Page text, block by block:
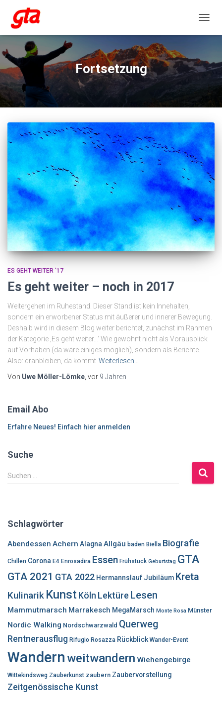
Fortsetzung
ES GEHT WEITER '17
Es geht weiter – noch in 2017
Weitergehen im Ruhestand. Dieser Stand ist kein Innehalten,
sondern ein erworbener Status mit äußerer und innerer Bewegung.
Deshalb wird in diesem Blog weiter berichtet, zunächst im Rahmen
der Kategorie ‚Es geht weiter…‘ Wie gewohnt nicht als Vorausblick
auf Vorhaben (da wäre einiges möglich), sondern als Berichte.
Also: dranbleiben, da kommt Weiterlesen…
Von Uwe Möller-Lömke , vor 9 Jahren
Email Abo
Erfahre Neues! Einfach hier anmelden
Suche
S
u
n
a
c
:
Suchen …
Schlagwörter
Abendessen Achern Alagna Allgäu baden Biella Biografie
Chillen Corona E4 Enrosadira Essen Frühstück Geburtstag GTA
GTA 2021 GTA 2022 Hermannslauf Jubiläum Kreta
Kulinarik Kunst Köln LektüreLesen
Mammutmarsch Marrakesch MegaMarsch Monte Rosa Münster
Nordic Walking Nordschwarzwald Querweg
Rentnerausflug Rifugio Rosazza Rückblick Wander-Event
Wandern weitwandern Wiehengebirge
Wittekindsweg Zauberkunst zaubern Zaubervorstellung
Zeitgenössische Kunst